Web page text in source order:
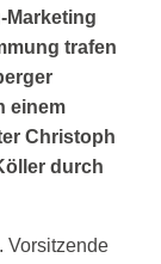
Marketing
trafen
einem
Christoph
durch
Vorsitzende